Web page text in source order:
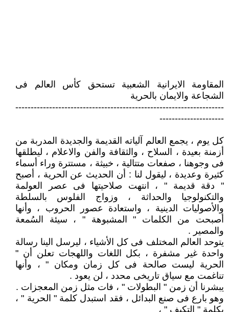
المقاومة الايرانية الشعبية تستحق كأس العالم فى
الشجاعة والايمان بالحرية
--------------------------------------------------------------------
---------------------
كل يوم ، يجمع العالم آلياته القديمة والجديدة المدربة من
أزمنة بعيدة ، السلاح ، والثقافة والفن والاعلام ، ليطلقها
فى وجوهنا ، صفعات متتالية ، خبيثة ، مستترة وراء أسماء
كثيرة وعديدة ، ليقول لنا : أن الحديث عن الحرية ، أصبح
" دقة قديمة " ، انتهت صلاحيتها فى عصر العولمة
والتكنولوجيا والحداثة ، وزواج الفلوس بالسلطة
والأصوليات الدينية ، واستعادة عصور الحروب ، وأنها
أصبحت من الكلمات " المشبوهة " ، سيئة السُمعة
والمصير .
يتوحد العالم المختلف فى كل الأشياء ، ليرسل الينا رسالة
واحدة غير مشفرة ، بكل اللغات واللهجات تعلن أن "
الحرية ليست صالحة فى كل زمان ومكان " ، وأنها
تناغمت مع سياق تاريخى محدد ، لن يعود .
يبشرنا أن زمن " البطولات " ، فات مثل زمن المعجزات .
وهو بارع فى صنع البدائل ، فقد استبدل كلمة " الحرية " ،
بكلمة " التكيف " ،